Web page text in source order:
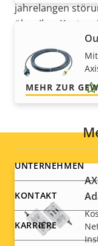
jahrelangen
über Ihre Kosten.
Kleingedruckten
das, was Sie
MEHR ZUR
Footer
menu
UNTERNEHMEN
KONTAKT
KARRIERE